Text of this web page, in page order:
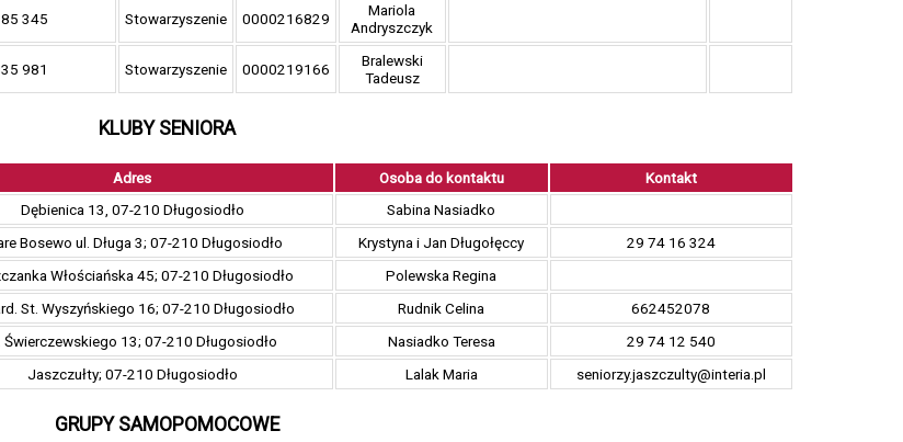
345 Stowarzyszenie 0000216829
Mariola
Andryszczyk
981 Stowarzyszenie 0000219166
Bralewski
Tadeusz
KLUBY SENIORA
Adres Osoba do kontaktu
Kontakt
Dębienica 13, 07-210 Długosiodło
Sabina Nasiadko
Bosewo ul. Długa 3; 07-210 Długosiodło Krystyna i Jan Długołęccy
29 74 16 324
Włościańska 45; 07-210 Długosiodło
Polewska Regina
St. Wyszyńskiego 16; 07-210 Długosiodło Rudnik Celina
662452078
Świerczewskiego 13; 07-210 Długosiodło Nasiadko Teresa
29 74 12 540
Jaszczułty; 07-210 Długosiodło Lalak Maria seniorzy.jaszczulty@interia.pl
GRUPY SAMOPOMOCOWE